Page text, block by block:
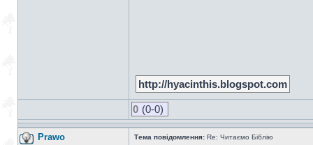
http://hyacinthis.blogspot.com
0 (0-0)
Prawo Тема повідомлення: Re: Читаємо Біблію